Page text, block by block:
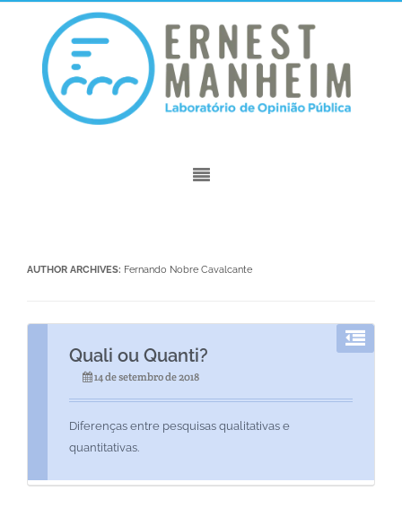
AUTHOR ARCHIVES: Fernando Nobre Cavalcante
Quali ou Quanti?
14 de setembro de 2018
Diferenças entre pesquisas qualitativas e
quantitativas.